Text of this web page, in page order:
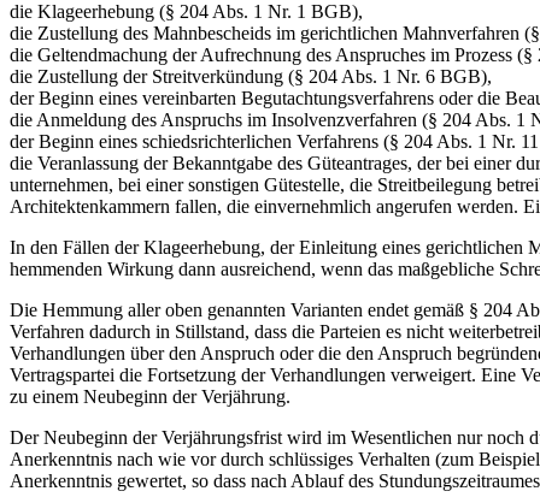
die Klageerhebung (§ 204 Abs. 1 Nr. 1 BGB),
die Zustellung des Mahnbescheids im gerichtlichen Mahnverfahren
die Geltendmachung der Aufrechnung des Anspruches im Prozess
die Zustellung der Streitverkündung (§ 204 Abs. 1 Nr. 6 BGB),
der Beginn eines vereinbarten Begutachtungsverfahrens oder die
die Anmeldung des Anspruchs im Insolvenzverfahren (§ 204 Abs. 1
der Beginn eines schiedsrichterlichen Verfahrens (§ 204 Abs. 1 Nr.
die Veranlassung der Bekanntgabe des Güteantrages, der bei einer
unternehmen, bei einer sonstigen Gütestelle, die Streitbeilegung
Architektenkammern fallen, die einvernehmlich angerufen werden.
In den Fällen der Klageerhebung, der Einleitung eines gerichtlichen
hemmenden Wirkung dann ausreichend, wenn das maßgebliche
Die Hemmung aller oben genannten Varianten endet gemäß § 204
Verfahren dadurch in Stillstand, dass die Parteien es nicht
Verhandlungen über den Anspruch oder die den Anspruch
Vertragspartei die Fortsetzung der Verhandlungen verweigert. Eine
zu einem Neubeginn der Verjährung.
Der Neubeginn der Verjährungsfrist wird im Wesentlichen nur noch
Anerkenntnis nach wie vor durch schlüssiges Verhalten (zum
Anerkenntnis gewertet, so dass nach Ablauf des